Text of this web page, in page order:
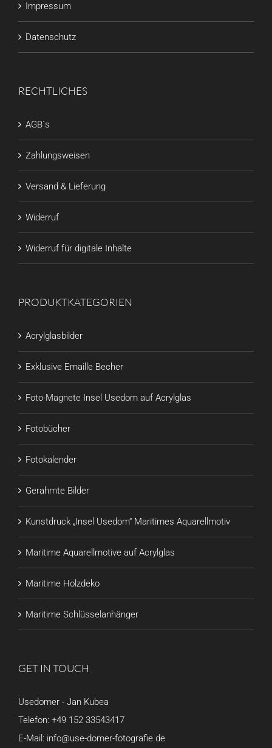
Impressum
Datenschutz
RECHTLICHES
AGB´s
Zahlungsweisen
Versand & Lieferung
Widerruf
Widerruf für digitale Inhalte
PRODUKTKATEGORIEN
Acrylglasbilder
Exklusive Emaille Becher
Foto-Magnete Insel Usedom auf Acrylglas
Fotobücher
Fotokalender
Gerahmte Bilder
Kunstdruck „Insel Usedom“ Maritimes Aquarellmotiv
Maritime Aquarellmotive auf Acrylglas
Maritime Holzdeko
Maritime Schlüsselanhänger
GET IN TOUCH
Usedomer - Jan Kubea
Telefon: +49 152 33543417
E-Mail: info@use-domer-fotografie.de